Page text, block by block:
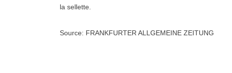
la sellette.
Source: FRANKFURTER ALLGEMEINE ZEITUNG